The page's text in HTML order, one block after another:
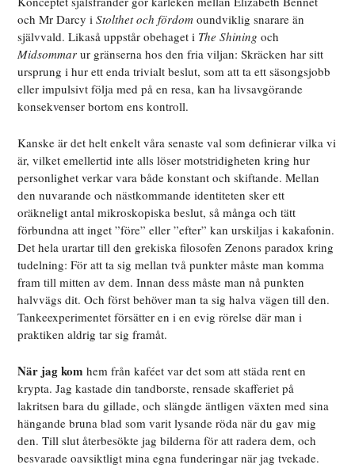
och Mr Darcy iStolthet och fördomoundviklig snarare än
självvald. Likaså uppstår obehaget i The Shining och
Midsommar ur gränserna hos den fria viljan: Skräcken har sitt
ursprung i hur ett enda trivialt beslut, som att ta ett säsongsjobb
eller impulsivt följa med på en resa, kan ha livsavgörande
konsekvenser bortom ens kontroll.
Kanske är det helt enkelt våra senaste val som definierar vilka vi
är, vilket emellertid inte alls löser motstridigheten kring hur
personlighet verkar vara både konstant och skiftande. Mellan
den nuvarande och nästkommande identiteten sker ett
oräkneligt antal mikroskopiska beslut, så många och tätt
förbundna att inget ”före” eller ”efter” kan urskiljas i kakafonin.
Det hela urartar till den grekiska filosofen Zenons paradox kring
tudelning: För att ta sig mellan två punkter måste man komma
fram till mitten av dem. Innan dess måste man nå punkten
halvvägs dit. Och först behöver man ta sig halva vägen till den.
Tankeexperimentet försätter en i en evig rörelse där man i
praktiken aldrig tar sig framåt.
När jag kom hem från kaféet var det som att städa rent en
krypta. Jag kastade din tandborste, rensade skafferiet på
lakritsen bara du gillade, och slängde äntligen växten med sina
hängande bruna blad som varit lysande röda när du gav mig
den. Till slut återbesökte jag bilderna för att radera dem, och
besvarade oavsiktligt mina egna funderingar när jag tvekade.